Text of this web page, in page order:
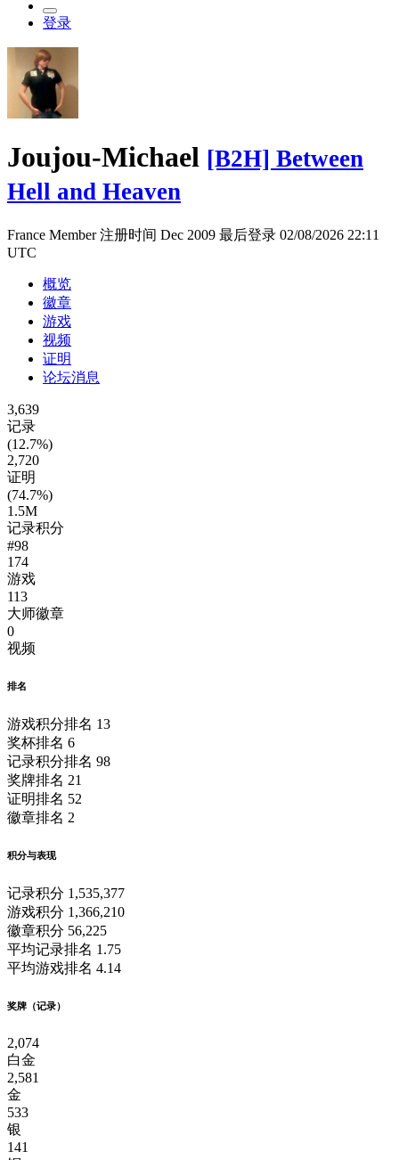
登录
Joujou-Michael [B2H] Between
Hell and Heaven
France Member注册时间 Dec 2009 最后登录 02/08/2026 22:11
UTC
概览
徽章
游戏
视频
证明
论坛消息
3,639
记录
(12.7%)
2,720
证明
(74.7%)
1.5M
记录积分
#98
174
游戏
113
大师徽章
0
视频
排名
游戏积分排名 13
奖杯排名 6
记录积分排名 98
奖牌排名 21
证明排名 52
徽章排名 2
积分与表现
记录积分 1,535,377
游戏积分 1,366,210
徽章积分 56,225
平均记录排名 1.75
平均游戏排名 4.14
奖牌（记录）
2,074
白金
2,581
金
533
银
141